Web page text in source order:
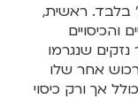
בלבד. ראשית,
והכיסויים
נזקים שנגרמו
אחר שלו
אך ורק כיסוי